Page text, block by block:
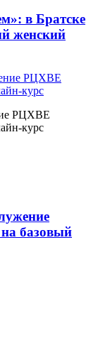
в Братске
женский
РЦХВЕ
курс
базовый